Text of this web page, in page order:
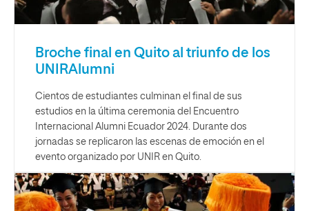
Broche final en Quito al triunfo de los
UNIRAlumni
Cientos de estudiantes culminan el final de sus
estudios en la última ceremonia del Encuentro
Internacional Alumni Ecuador 2024. Durante dos
jornadas se replicaron las escenas de emoción en el
evento organizado por UNIR en Quito.